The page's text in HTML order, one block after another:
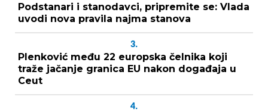
Podstanari i stanodavci, pripremite se: Vlada
uvodi nova pravila najma stanova
3.
Plenković među 22 europska čelnika koji
traže jačanje granica EU nakon događaja u
Ceut
4.